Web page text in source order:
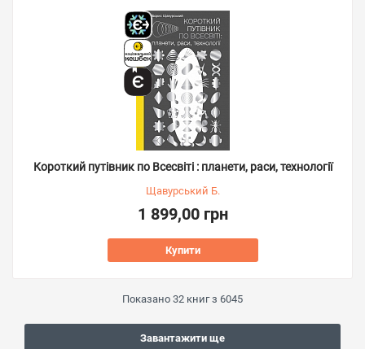
Короткий путівник по Всесвіті : планети, раси, технології
Щавурський Б.
1 899,00 грн
Купити
Показано 32 книг з 6045
Завантажити ще